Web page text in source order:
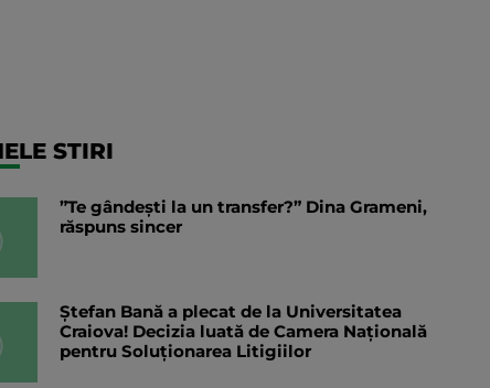
STIRI
”Te gândești la un transfer?” Dina Grameni,
răspuns sincer
Ștefan Bană a plecat de la Universitatea
Craiova! Decizia luată de Camera Națională
pentru Soluționarea Litigiilor